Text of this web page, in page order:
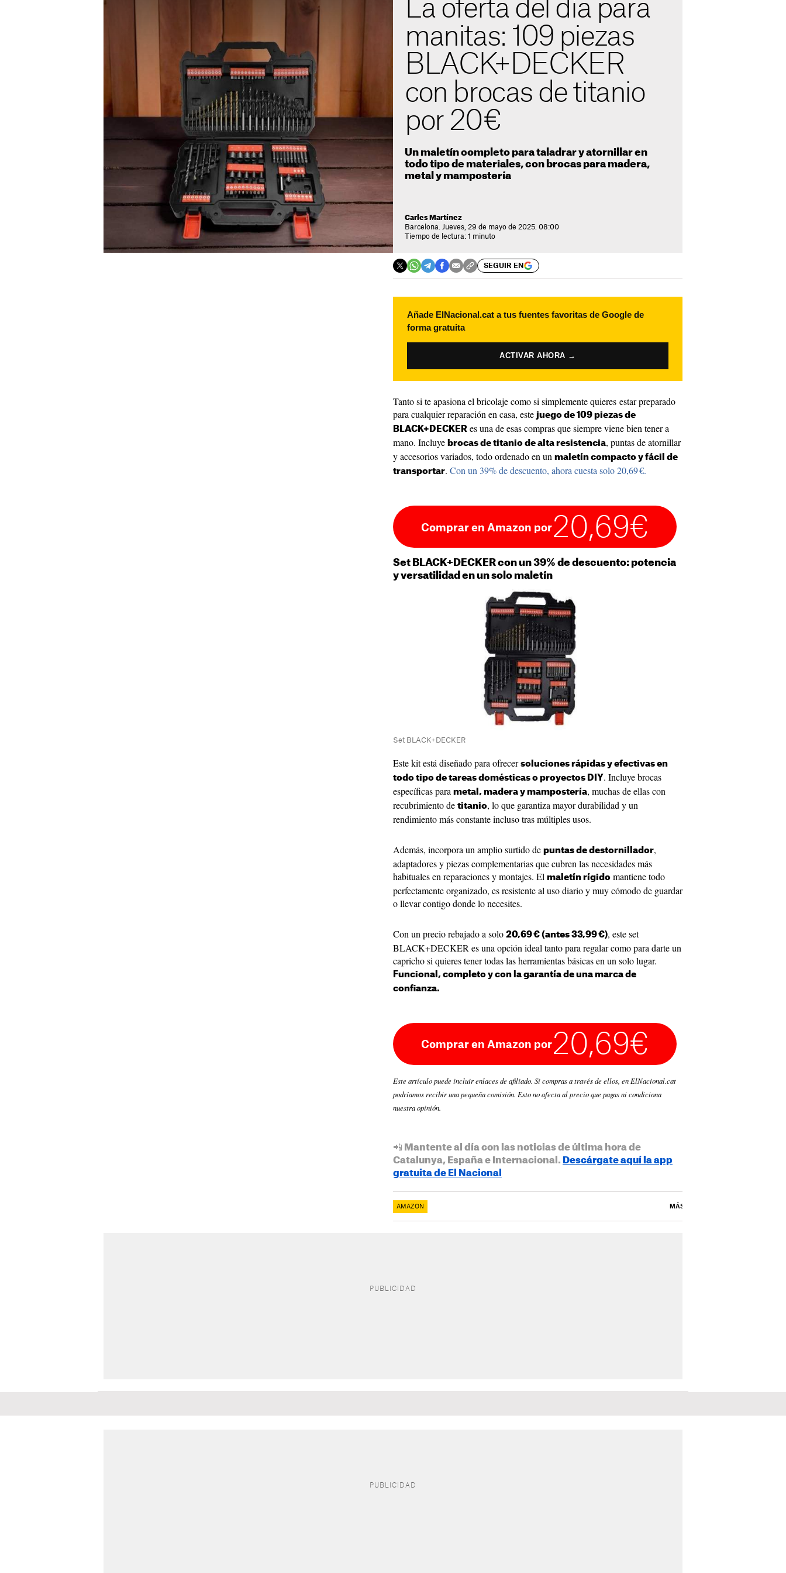
La oferta del día para
manitas: 109 piezas
BLACK+DECKER
con brocas de titanio
por 20 €
Un maletín completo para taladrar y atornillar en
todo tipo de materiales, con brocas para madera,
metal y mampostería
Carles Martínez
Barcelona. Jueves, 29 de mayo de 2025. 08:00
Tiempo de lectura: 1 minuto
SEGUIR EN
Añade ElNacional.cat a tus fuentes favoritas de Google de
forma gratuita
ACTIVAR AHORA →
Tanto si te apasiona el bricolaje como si simplemente quieres estar preparado
para cualquier reparación en casa, este juego de 109 piezas de
BLACK+DECKER es una de esas compras que siempre viene bien tener a
mano. Incluye brocas de titanio de alta resistencia, puntas de atornillar
y accesorios variados, todo ordenado en un maletín compacto y fácil de
transportar. Con un 39% de descuento, ahora cuesta solo 20,69 €.
Comprar en Amazon por20,69€
Set BLACK+DECKER con un 39% de descuento: potencia
y versatilidad en un solo maletín
Set BLACK+DECKER
Este kit está diseñado para ofrecer soluciones rápidas y efectivas en
todo tipo de tareas domésticas o proyectos DIY. Incluye brocas
específicas para metal, madera y mampostería, muchas de ellas con
recubrimiento de titanio, lo que garantiza mayor durabilidad y un
rendimiento más constante incluso tras múltiples usos.
Además, incorpora un amplio surtido de puntas de destornillador,
adaptadores y piezas complementarias que cubren las necesidades más
habituales en reparaciones y montajes. El maletín rígido mantiene todo
perfectamente organizado, es resistente al uso diario y muy cómodo de guardar
o llevar contigo donde lo necesites.
Con un precio rebajado a solo 20,69 € (antes 33,99 €), este set
BLACK+DECKER es una opción ideal tanto para regalar como para darte un
capricho si quieres tener todas las herramientas básicas en un solo lugar.
Funcional, completo y con la garantía de una marca de
confianza.
Comprar en Amazon por20,69€
Este artículo puede incluir enlaces de afiliado. Si compras a través de ellos, en ElNacional.cat
podríamos recibir una pequeña comisión. Esto no afecta al precio que pagas ni condiciona
nuestra opinión.
📲 Mantente al día con las noticias de última hora de
Catalunya, España e Internacional. Descárgate aquí la app
gratuita de El Nacional
AMAZON MÁS